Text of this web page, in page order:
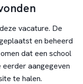
vacature. De
en beheerd
dat een school
aangegeven
te halen.